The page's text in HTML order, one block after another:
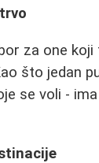
za one
što jedan
se voli -